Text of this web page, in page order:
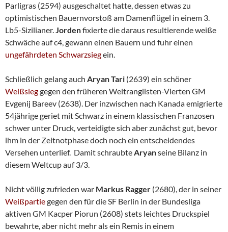
Parligras (2594) ausgeschaltet hatte, dessen etwas zu
optimistischen Bauernvorstoß am Damenflügel in einem 3.
Lb5-Sizilianer.Jordenfixierte die daraus resultierende weiße
Schwäche auf c4, gewann einen Bauern und fuhr einen
ungefährdeten Schwarzsiegein.
Schließlich gelang auch Aryan Tari (2639) ein schöner
Weißsieggegen den früheren Weltranglisten-Vierten GM
Evgenij Bareev (2638). Der inzwischen nach Kanada emigrierte
54jährige geriet mit Schwarz in einem klassischen Franzosen
schwer unter Druck, verteidigte sich aber zunächst gut, bevor
ihm in der Zeitnotphase doch noch ein entscheidendes
Versehen unterlief. Damit schraubteAryanseine Bilanz in
diesem Weltcup auf 3/3.
Nicht völlig zufrieden war Markus Ragger (2680), der in seiner
Weißpartiegegen den für die SF Berlin in der Bundesliga
aktiven GM Kacper Piorun (2608) stets leichtes Druckspiel
bewahrte, aber nicht mehr als ein Remis in einem